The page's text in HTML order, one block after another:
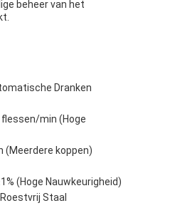
beheer van het
Dranken
min (Hoge
(Meerdere koppen)
(Hoge Nauwkeurigheid)
Staal